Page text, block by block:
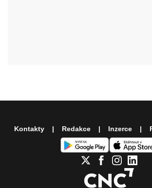
Kontakty Redakce Inzerce